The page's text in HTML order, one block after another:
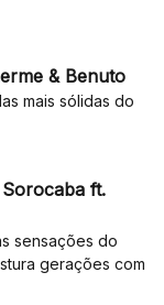
& Benuto
mais sólidas do
ft.
sensações do
gerações com